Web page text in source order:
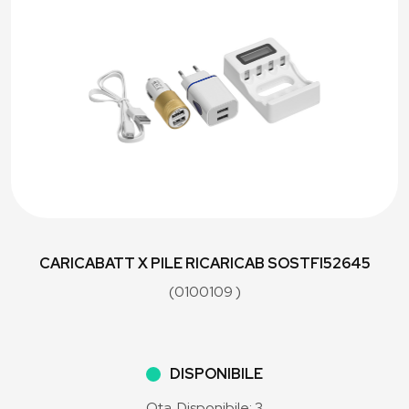
CARICABATT X PILE RICARICAB SOSTFI52645
(0100109 )
DISPONIBILE